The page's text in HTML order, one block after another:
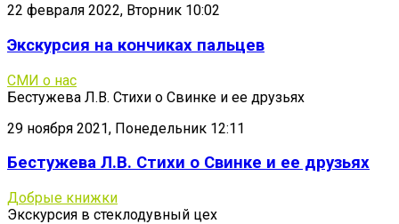
22 февраля 2022, Вторник 10:02
Экскурсия на кончиках пальцев
СМИ о нас
Бестужева Л.В. Стихи о Свинке и ее друзьях
29 ноября 2021, Понедельник 12:11
Бестужева Л.В. Стихи о Свинке и ее друзьях
Добрые книжки
Экскурсия в стеклодувный цех